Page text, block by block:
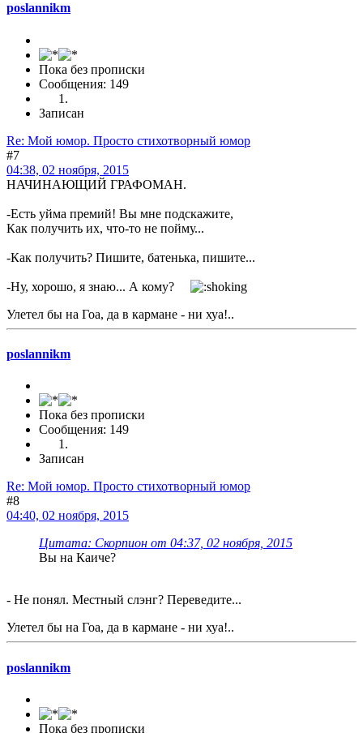
poslannikm
Пока без прописки
Сообщения: 149
Записан
Re: Мой юмор. Просто стихотворный юмор
#7
04:38, 02 ноября, 2015
НАЧИНАЮЩИЙ ГРАФОМАН.
-Есть уйма премий! Вы мне подскажите,
Как получить их, что-то не пойму...
-Как получить? Пишите, батенька, пишите...
-Ну, хорошо, я знаю... А кому?
Улетел бы на Гоа, да в кармане - ни хуа!..
poslannikm
Пока без прописки
Сообщения: 149
Записан
Re: Мой юмор. Просто стихотворный юмор
#8
04:40, 02 ноября, 2015
Цитата: Скорпион от 04:37, 02 ноября, 2015
Вы на Каиче?
- Не понял. Местный слэнг? Переведите...
Улетел бы на Гоа, да в кармане - ни хуа!..
poslannikm
Пока без прописки